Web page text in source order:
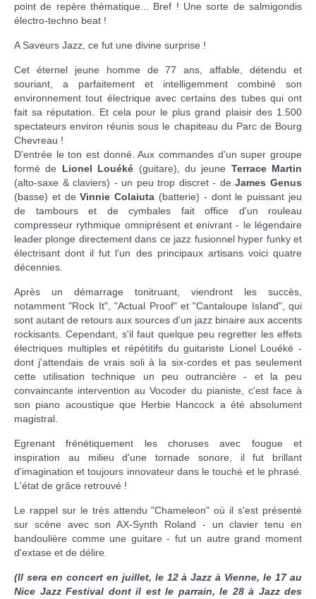
point de repère thématique... Bref ! Une sorte de salmigondis
électro-techno beat !
A Saveurs Jazz, ce fut une divine surprise !
Cet éternel jeune homme de 77 ans, affable, détendu et
souriant, a parfaitement et intelligemment combiné son
environnement tout électrique avec certains des tubes qui ont
fait sa réputation. Et cela pour le plus grand plaisir des 1.500
spectateurs environ réunis sous le chapiteau du Parc de Bourg
Chevreau !
D'entrée le ton est donné. Aux commandes d'un super groupe
formé de Lionel Louéké (guitare), du jeune Terrace Martin
(alto-saxe & claviers) - un peu trop discret - deJames Genus
(basse) et deVinnie Colaiuta (batterie) - dont le puissant jeu
de tambours et de cymbales fait office d'un rouleau
compresseur rythmique omniprésent et enivrant - le légendaire
leader plonge directement dans ce jazz fusionnel hyper funky et
électrisant dont il fut l'un des principaux artisans voici quatre
décennies.
Après un démarrage tonitruant, viendront les succès,
notamment "Rock It", "Actual Proof" et "Cantaloupe Island", qui
sont autant de retours aux sources d'un jazz binaire aux accents
rockisants. Cependant, s'il faut quelque peu regretter les effets
électriques multiples et répétitifs du guitariste Lionel Louéké -
dont j'attendais de vrais soli à la six-cordes et pas seulement
cette utilisation technique un peu outrancière - et la peu
convaincante intervention au Vocoder du pianiste, c'est face à
son piano acoustique que Herbie Hancock a été absolument
magistral.
Egrenant frénétiquement les choruses avec fougue et
inspiration au milieu d'une tornade sonore, il fut brillant
d'imagination et toujours innovateur dans le touché et le phrasé.
L'état de grâce retrouvé !
Le rappel sur le très attendu "Chameleon" où il s'est présenté
sur scène avec son AX-Synth Roland - un clavier tenu en
bandoulière comme une guitare - fut un autre grand moment
d'extase et de délire.
(Il sera en concert en juillet, le 12 à Jazz à Vienne, le 17 au
Nice Jazz Festival dont il est le parrain, le 28 à Jazz des